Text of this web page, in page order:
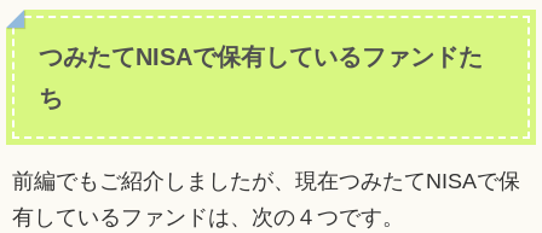
つみたてNISAで保有しているファンドた
ち
前編でもご紹介しましたが、現在つみたてNISAで保
有しているファンドは、次の４つです。